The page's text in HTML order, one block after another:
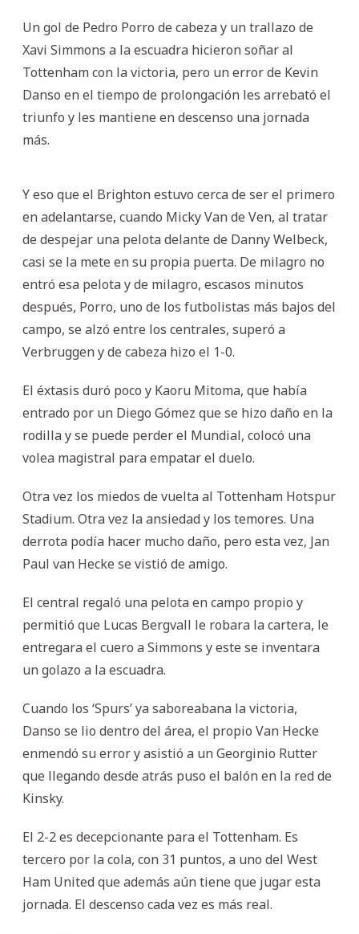
Un gol de Pedro Porro de cabeza y un trallazo de
Xavi Simmons a la escuadra hicieron soñar al
Tottenham con la victoria, pero un error de Kevin
Danso en el tiempo de prolongación les arrebató el
triunfo y les mantiene en descenso una jornada
más.
Y eso que el Brighton estuvo cerca de ser el primero
en adelantarse, cuando Micky Van de Ven, al tratar
de despejar una pelota delante de Danny Welbeck,
casi se la mete en su propia puerta. De milagro no
entró esa pelota y de milagro, escasos minutos
después, Porro, uno de los futbolistas más bajos del
campo, se alzó entre los centrales, superó a
Verbruggen y de cabeza hizo el 1-0.
El éxtasis duró poco y Kaoru Mitoma, que había
entrado por un Diego Gómez que se hizo daño en la
rodilla y se puede perder el Mundial, colocó una
volea magistral para empatar el duelo.
Otra vez los miedos de vuelta al Tottenham Hotspur
Stadium. Otra vez la ansiedad y los temores. Una
derrota podía hacer mucho daño, pero esta vez, Jan
Paul van Hecke se vistió de amigo.
El central regaló una pelota en campo propio y
permitió que Lucas Bergvall le robara la cartera, le
entregara el cuero a Simmons y este se inventara
un golazo a la escuadra.
Cuando los ‘Spurs’ ya saboreabana la victoria,
Danso se lio dentro del área, el propio Van Hecke
enmendó su error y asistió a un Georginio Rutter
que llegando desde atrás puso el balón en la red de
Kinsky.
El 2-2 es decepcionante para el Tottenham. Es
tercero por la cola, con 31 puntos, a uno del West
Ham United que además aún tiene que jugar esta
jornada. El descenso cada vez es más real.